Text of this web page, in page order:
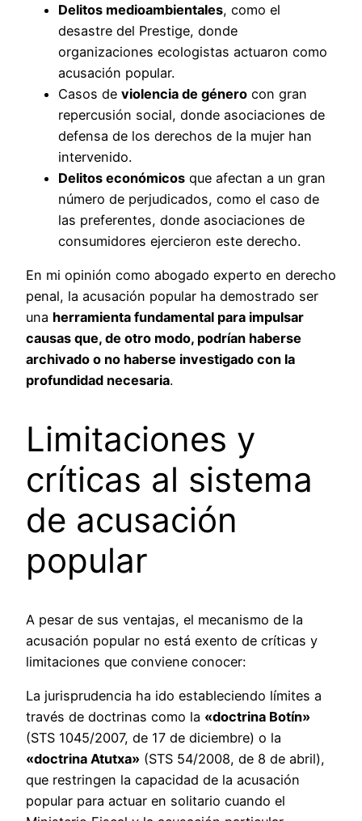
Delitos medioambientales, como el
desastre del Prestige, donde
organizaciones ecologistas actuaron como
acusación popular.
Casos de violencia de género con gran
repercusión social, donde asociaciones de
defensa de los derechos de la mujer han
intervenido.
Delitos económicos que afectan a un gran
número de perjudicados, como el caso de
las preferentes, donde asociaciones de
consumidores ejercieron este derecho.
En mi opinión como abogado experto en derecho
penal, la acusación popular ha demostrado ser
una herramienta fundamental para impulsar
causas que, de otro modo, podrían haberse
archivado o no haberse investigado con la
profundidad necesaria.
Limitaciones y
críticas al sistema
de acusación
popular
A pesar de sus ventajas, el mecanismo de la
acusación popular no está exento de críticas y
limitaciones que conviene conocer:
La jurisprudencia ha ido estableciendo límites a
través de doctrinas como la «doctrina Botín»
(STS 1045/2007, de 17 de diciembre) o la
«doctrina Atutxa» (STS 54/2008, de 8 de abril),
que restringen la capacidad de la acusación
popular para actuar en solitario cuando el